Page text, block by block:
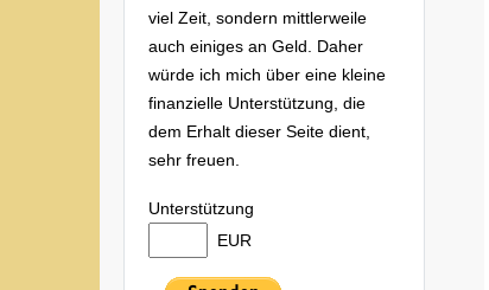
viel Zeit, sondern mittlerweile
auch einiges an Geld. Daher
würde ich mich über eine kleine
finanzielle Unterstützung, die
dem Erhalt dieser Seite dient,
sehr freuen.
Unterstützung
EUR